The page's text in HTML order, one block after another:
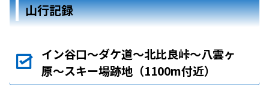
山行記録
イン谷口〜ダケ道〜北比良峠〜八雲ヶ
原〜スキー場跡地（1100m付近）